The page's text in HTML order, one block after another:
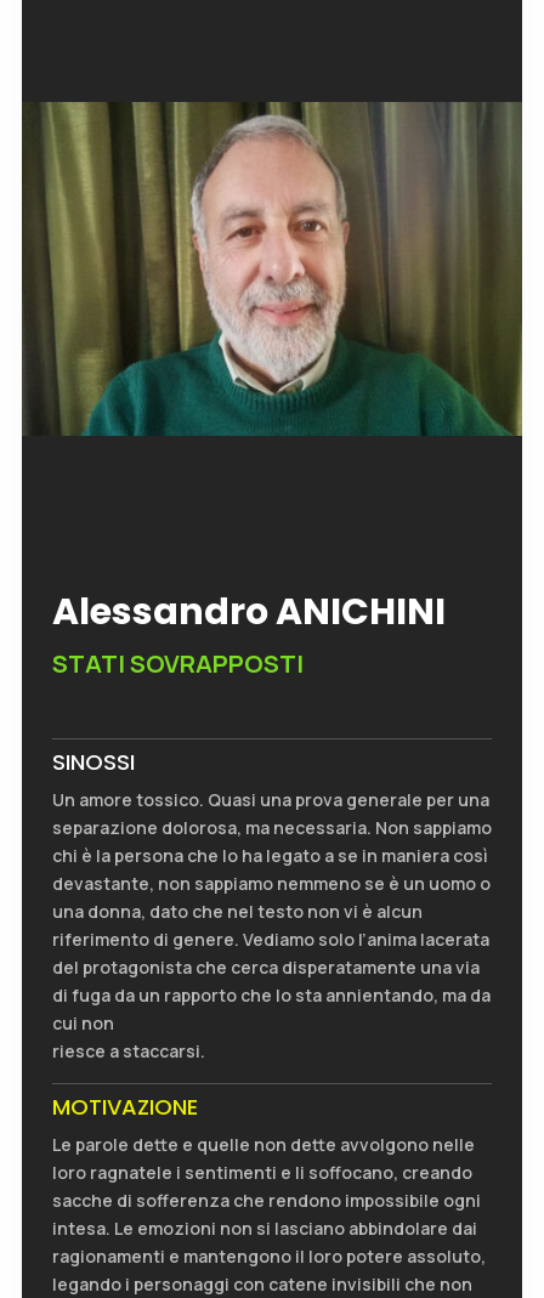
Alessandro ANICHINI
STATI SOVRAPPOSTI
SINOSSI
Un amore tossico. Quasi una prova generale per una
separazione dolorosa, ma necessaria. Non sappiamo
chi è la persona che lo ha legato a se in maniera così
devastante, non sappiamo nemmeno se è un uomo o
una donna, dato che nel testo non vi è alcun
riferimento di genere. Vediamo solo l’anima lacerata
del protagonista che cerca disperatamente una via
di fuga da un rapporto che lo sta annientando, ma da
cui non
riesce a staccarsi.
MOTIVAZIONE
Le parole dette e quelle non dette avvolgono nelle
loro ragnatele i sentimenti e li soffocano, creando
sacche di sofferenza che rendono impossibile ogni
intesa. Le emozioni non si lasciano abbindolare dai
ragionamenti e mantengono il loro potere assoluto,
legando i personaggi con catene invisibili che non